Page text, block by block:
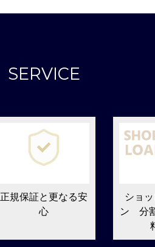
SERVICE
正規保証と更なる安
心
ショ
ン 分